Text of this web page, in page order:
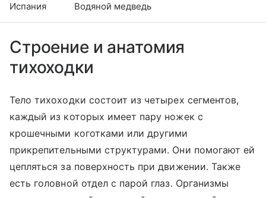
Испания Водяной медведь
Строение и анатомия
тихоходки
Тело тихоходки состоит из четырех сегментов,
каждый из которых имеет пару ножек с
крошечными коготками или другими
прикрепительными структурами. Они помогают ей
цепляться за поверхность при движении. Также
есть головной отдел с парой глаз. Организмы